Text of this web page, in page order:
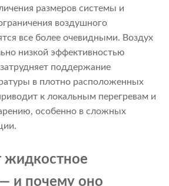
размеров системы и
воздушного
все более очевидными. Воздух
низкой эффективностью
поддержание
в плотно расположенных
к локальным перегревам и
особенно в сложных
жидкостное
и почему оно